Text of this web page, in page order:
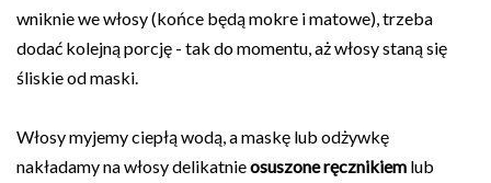
wniknie we włosy (końce będą mokre i matowe), trzeba
dodać kolejną porcję - tak do momentu, aż włosy staną się
śliskie od maski.
Włosy myjemy ciepłą wodą, a maskę lub odżywkę
nakładamy na włosy delikatnieosuszone ręcznikiem lub